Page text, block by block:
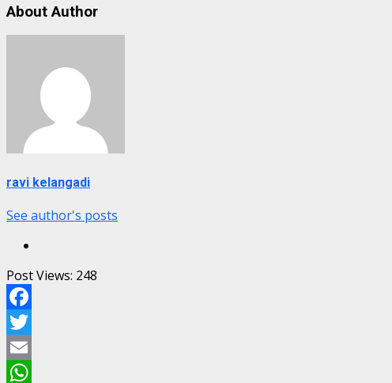
About Author
ravi kelangadi
See author's posts
Post Views: 248
Facebook
Twitter
Email